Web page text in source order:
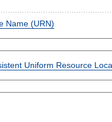
Name (URN)
Uniform Resource